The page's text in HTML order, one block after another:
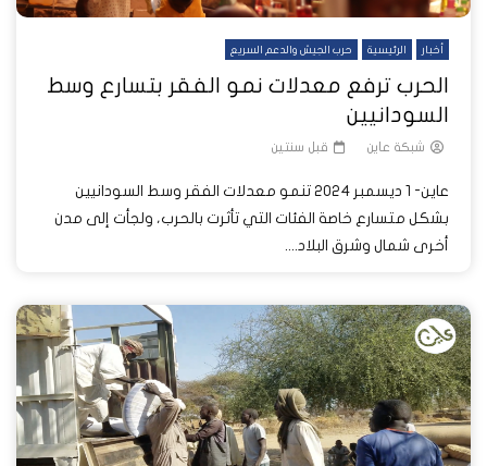
أخبار الرئيسية حرب الجيش والدعم السريع
الحرب ترفع معدلات نمو الفقر بتسارع وسط
السودانيين
شبكة عاين قبل سنتين
عاين- 1 ديسمبر 2024 تنمو معدلات الفقر وسط السودانيين
بشكل متسارع خاصة الفئات التي تأثرت بالحرب، ولجأت إلى مدن
أخرى شمال وشرق البلاد....